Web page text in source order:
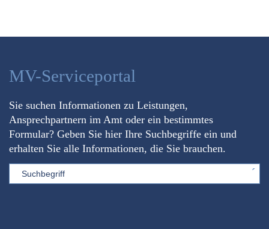
MV-Serviceportal
Sie suchen Informationen zu Leistungen,
Ansprechpartnern im Amt oder ein bestimmtes
Formular? Geben Sie hier Ihre Suchbegriffe ein und
erhalten Sie alle Informationen, die Sie brauchen.
Sword